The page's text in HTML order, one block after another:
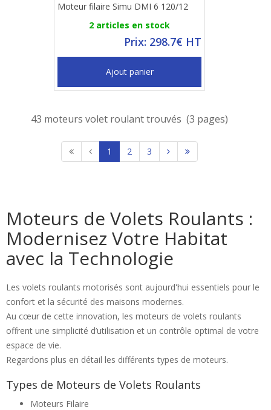
Moteur filaire Simu DMI 6 120/12
2 articles en stock
Prix: 298.7€ HT
Ajout panier
43 moteurs volet roulant trouvés (3 pages)
1 2 3
Moteurs de Volets Roulants :
Modernisez Votre Habitat
avec la Technologie
Les volets roulants motorisés sont aujourd'hui essentiels pour le
confort et la sécurité des maisons modernes.
Au cœur de cette innovation, les moteurs de volets roulants
offrent une simplicité d’utilisation et un contrôle optimal de votre
espace de vie.
Regardons plus en détail les différents types de moteurs.
Types de Moteurs de Volets Roulants
Moteurs Filaire